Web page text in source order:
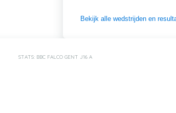
Bekijk alle wedstrijden en
STATS: BBC FALCO GENT J16 A